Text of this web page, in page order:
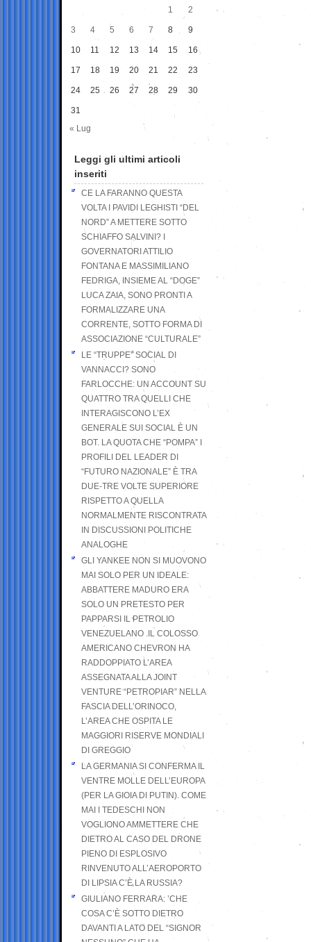
1
2
3 4 5 6 7 8 9
10 11 12 13 14 15 16
17 18 19 20 21 22 23
24 25 26 27 28 29 30
31
« Lug
Leggi gli ultimi articoli
inseriti
CE LA FARANNO QUESTA
VOLTA I PAVIDI LEGHISTI “DEL
NORD” A METTERE SOTTO
SCHIAFFO SALVINI? I
GOVERNATORI ATTILIO
FONTANA E MASSIMILIANO
FEDRIGA, INSIEME AL “DOGE”
LUCA ZAIA, SONO PRONTI A
FORMALIZZARE UNA
CORRENTE, SOTTO FORMA DI
ASSOCIAZIONE “CULTURALE”
LE “TRUPPE” SOCIAL DI
VANNACCI? SONO
FARLOCCHE: UN ACCOUNT SU
QUATTRO TRA QUELLI CHE
INTERAGISCONO L’EX
GENERALE SUI SOCIAL È UN
BOT. LA QUOTA CHE “POMPA” I
PROFILI DEL LEADER DI
“FUTURO NAZIONALE” È TRA
DUE-TRE VOLTE SUPERIORE
RISPETTO A QUELLA
NORMALMENTE RISCONTRATA
IN DISCUSSIONI POLITICHE
ANALOGHE
GLI YANKEE NON SI MUOVONO
MAI SOLO PER UN IDEALE:
ABBATTERE MADURO ERA
SOLO UN PRETESTO PER
PAPPARSI IL PETROLIO
VENEZUELANO .IL COLOSSO
AMERICANO CHEVRON HA
RADDOPPIATO L’AREA
ASSEGNATA ALLA JOINT
VENTURE “PETROPIAR” NELLA
FASCIA DELL’ORINOCO,
L’AREA CHE OSPITA LE
MAGGIORI RISERVE MONDIALI
DI GREGGIO
LA GERMANIA SI CONFERMA IL
VENTRE MOLLE DELL’EUROPA
(PER LA GIOIA DI PUTIN). COME
MAI I TEDESCHI NON
VOGLIONO AMMETTERE CHE
DIETRO AL CASO DEL DRONE
PIENO DI ESPLOSIVO
RINVENUTO ALL’AEROPORTO
DI LIPSIA C’È LA RUSSIA?
GIULIANO FERRARA: ’CHE
COSA C’È SOTTO DIETRO
DAVANTI A LATO DEL “SIGNOR